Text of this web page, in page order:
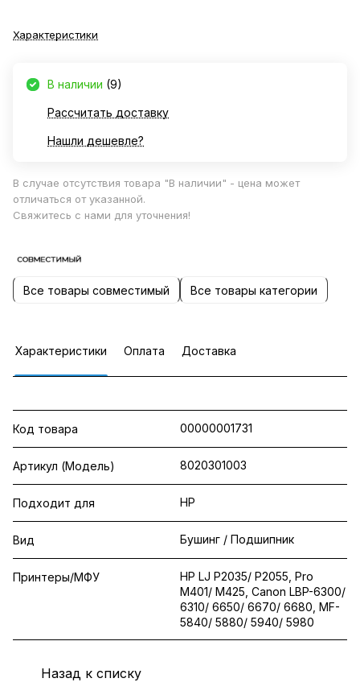
Характеристики
В наличии (9)
Рассчитать доставку
Нашли дешевле?
В случае отсутствия товара "В наличии" - цена может
отличаться от указанной.
Свяжитесь с нами для уточнения!
Все товары совместимый Все товары категории
Характеристики Оплата Доставка
Код товара 00000001731
Артикул (Модель) 8020301003
Подходит для HP
Вид Бушинг / Подшипник
Принтеры/МФУ
HP LJ P2035/ P2055, Pro
M401/ M425, Canon LBP-6300/
6310/ 6650/ 6670/ 6680, MF-
5840/ 5880/ 5940/ 5980
Назад к списку